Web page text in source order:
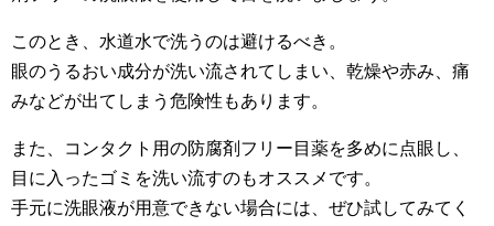
このとき、水道水で洗うのは避けるべき。
眼のうるおい成分が洗い流されてしまい、乾燥や赤み、痛
みなどが出てしまう危険性もあります。
また、コンタクト用の防腐剤フリー目薬を多めに点眼し、
目に入ったゴミを洗い流すのもオススメです。
手元に洗眼液が用意できない場合には、ぜひ試してみてく